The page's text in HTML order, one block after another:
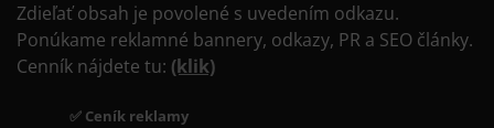
Zdieľať obsah je povolené s uvedením odkazu.
Ponúkame reklamné bannery, odkazy, PR a SEO články.
Cenník nájdete tu: (klik)
✅ Ceník reklamy